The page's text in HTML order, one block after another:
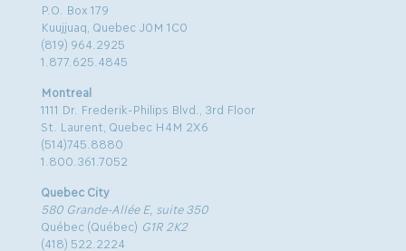
P.O. Box 179
Kuujjuaq, Quebec J0M 1C0
(819) 964.2925
1.877.625.4845
Montreal
1111 Dr. Frederik-Philips Blvd., 3rd Floor
St. Laurent, Quebec H4M 2X6
(514)745.8880
1.800.361.7052
Quebec City
580 Grande-Allée E, suite 350
Québec (Québec) G1R 2K2
(418) 522.2224